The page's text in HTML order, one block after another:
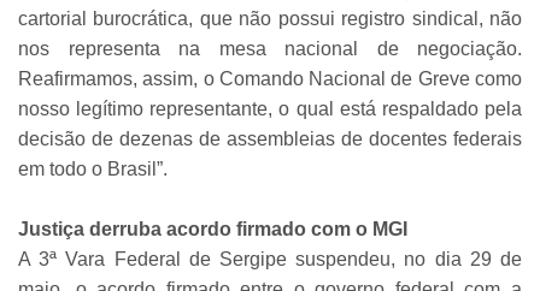
cartorial burocrática, que não possui registro sindical, não
nos representa na mesa nacional de negociação.
Reafirmamos, assim, o Comando Nacional de Greve como
nosso legítimo representante, o qual está respaldado pela
decisão de dezenas de assembleias de docentes federais
em todo o Brasil”.
Justiça derruba acordo firmado com o MGI
A 3ª Vara Federal de Sergipe suspendeu, no dia 29 de